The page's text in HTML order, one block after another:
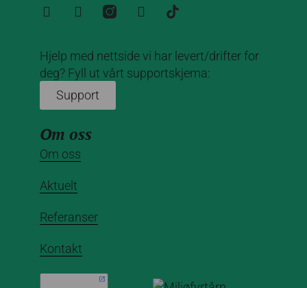
Hjelp med nettside vi har levert/drifter for
deg? Fyll ut vårt supportskjema:
Support
Om oss
Om oss
Aktuelt
Referanser
Kontakt